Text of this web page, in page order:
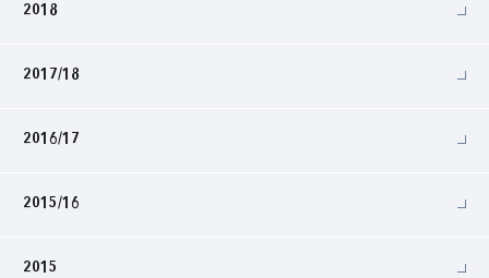
2018
2017/18
2016/17
2015/16
2015